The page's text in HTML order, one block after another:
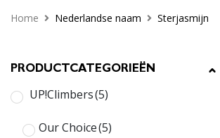
Home Nederlandse naam Sterjasmijn
PRODUCTCATEGORIEËN
UP!Climbers(5)
Our Choice(5)